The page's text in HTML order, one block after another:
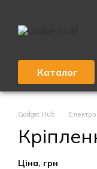
Каталог
Gadget Hub
Ціна, грн